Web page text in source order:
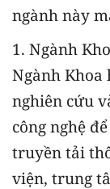
ngành này
1. Ngành
Ngành
nghiên cứu
công nghệ
truyền tải
viện, trung